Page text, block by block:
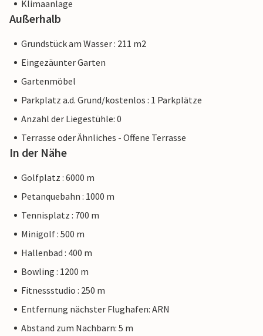
Klimaanlage
Außerhalb
Grundstück am Wasser : 211 m2
Eingezäunter Garten
Gartenmöbel
Parkplatz a.d. Grund/kostenlos : 1 Parkplätze
Anzahl der Liegestühle: 0
Terrasse oder Ähnliches - Offene Terrasse
In der Nähe
Golfplatz : 6000 m
Petanquebahn : 1000 m
Tennisplatz : 700 m
Minigolf : 500 m
Hallenbad : 400 m
Bowling : 1200 m
Fitnessstudio : 250 m
Entfernung nächster Flughafen: ARN
Abstand zum Nachbarn: 5 m